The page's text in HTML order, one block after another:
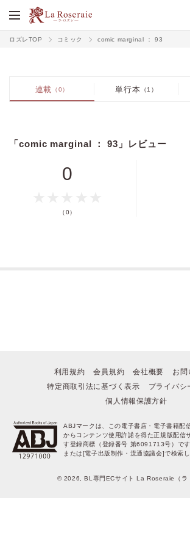
ロズレTOP コミック comic marginal ： 93
連載 （0） 単行本 （1）
「comic marginal ： 93」レビュー
0
（0）
利用規約 会員規約 会社概要
お問
特定商取引法に基づく表示
プライバシ
個人情報保護方針
ABJマークは、この電子書店・電子書籍配
からコンテンツ使用許諾を得た正規版配信
す登録商標（登録番号 第6091713号）で
または[電子出版制作・流通協議会]で検索し
© 2026, BL専門ECサイト La Roseraie（ラ